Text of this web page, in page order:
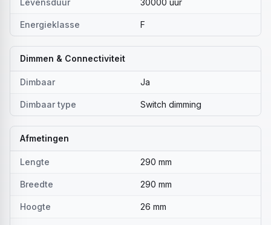
Levensduur 30000 uur
Energieklasse F
Dimmen & Connectiviteit
Dimbaar Ja
Dimbaar type Switch dimming
Afmetingen
Lengte 290 mm
Breedte 290 mm
Hoogte 26 mm